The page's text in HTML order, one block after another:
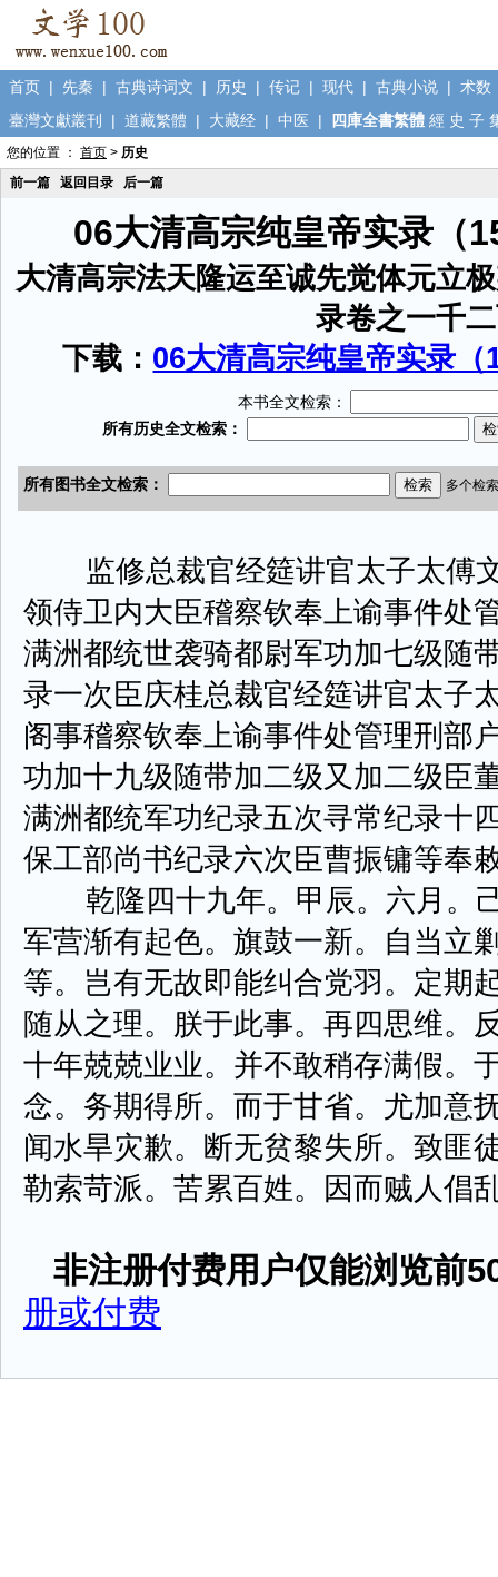
首页 | 先秦 | 古典诗词文 | 历史 | 传记 | 现代 | 古典小说 | 术数
臺灣文獻叢刊
| 道藏繁體 | 大藏经 | 中医 | 四庫全書繁體 經 史 子
您的位置 ： 首页 > 历史
前一篇
返回目录 后一篇
06大清高宗纯皇帝实录（
大清高宗法天隆运至诚先觉体元立
录卷之一千
下载： 06大清高宗纯皇帝实录
本书全文检索：
监修总裁官经筵讲官太子太傅
领侍卫内大臣稽察钦奉上谕事件处
满洲都统世袭骑都尉军功加七级随
录一次臣庆桂总裁官经筵讲官太子
阁事稽察钦奉上谕事件处管理刑部
功加十九级随带加二级又加二级臣
满洲都统军功纪录五次寻常纪录十
保工部尚书纪录六次臣曹振镛等奉
乾隆四十九年。甲辰。六月。
军营渐有起色。旗鼓一新。自当立
等。岂有无故即能纠合党羽。定期
随从之理。朕于此事。再四思维。
十年兢兢业业。并不敢稍存满假。
念。务期得所。而于甘省。尤加意
闻水旱灾歉。断无贫黎失所。致匪
勒索苛派。苦累百姓。因而贼人倡
非注册付费用户仅能浏览前
册或付费